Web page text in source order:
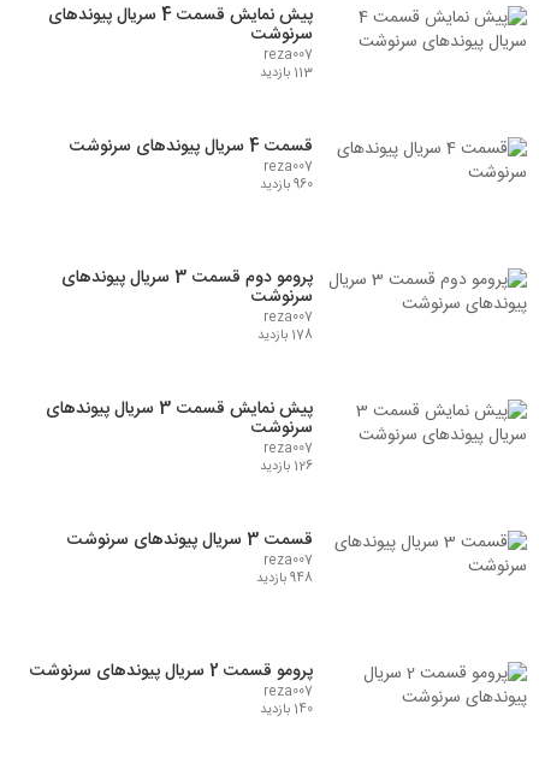
پیش نمایش قسمت 4 سریال پیوندهای
سرنوشت
reza007
113 بازدید
قسمت 4 سریال پیوندهای سرنوشت
reza007
960 بازدید
پرومو دوم قسمت 3 سریال پیوندهای
سرنوشت
reza007
178 بازدید
پیش نمایش قسمت 3 سریال پیوندهای
سرنوشت
reza007
126 بازدید
قسمت 3 سریال پیوندهای سرنوشت
reza007
948 بازدید
پرومو قسمت 2 سریال پیوندهای سرنوشت
reza007
140 بازدید